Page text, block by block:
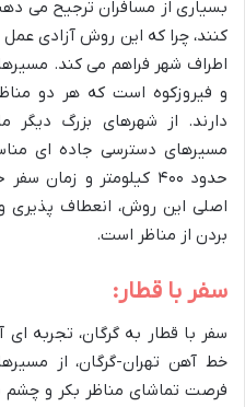
بسیاری از مسافران ترجیح می
کنند، چرا که این روش آزادی عمل
اطراف شهر فراهم می کند.
و فیروزکوه است که هر دو
دارند. از شهرهای بزرگ دیگر
مسیرهای دسترسی جاده ای
اصلی این روش، انعطاف پذیری
بردن از مناظر است.
سفر با قطار:
سفر با قطار به گرگان، تجربه
خط آهن تهران-گرگان، از
فرصت تماشای مناظر بکر و چشم